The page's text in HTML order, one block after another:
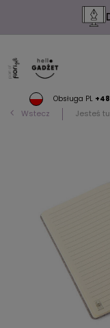
Obsługa PL
Wstecz Jesteś